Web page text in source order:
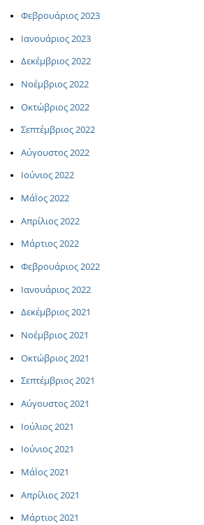
Φεβρουάριος 2023
Ιανουάριος 2023
Δεκέμβριος 2022
Νοέμβριος 2022
Οκτώβριος 2022
Σεπτέμβριος 2022
Αύγουστος 2022
Ιούνιος 2022
ΜάΪος 2022
Απρίλιος 2022
Μάρτιος 2022
Φεβρουάριος 2022
Ιανουάριος 2022
Δεκέμβριος 2021
Νοέμβριος 2021
Οκτώβριος 2021
Σεπτέμβριος 2021
Αύγουστος 2021
Ιούλιος 2021
Ιούνιος 2021
ΜάΪος 2021
Απρίλιος 2021
Μάρτιος 2021